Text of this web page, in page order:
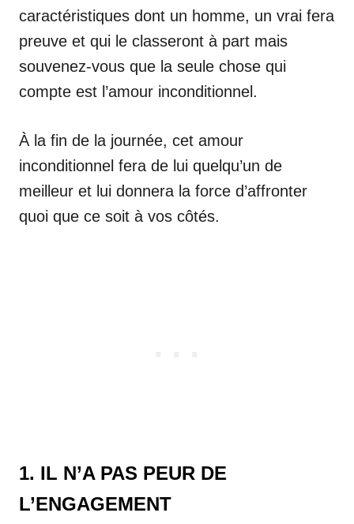
caractéristiques dont un homme, un vrai fera
preuve et qui le classeront à part mais
souvenez-vous que la seule chose qui
compte est l’amour inconditionnel.
À la fin de la journée, cet amour
inconditionnel fera de lui quelqu’un de
meilleur et lui donnera la force d’affronter
quoi que ce soit à vos côtés.
1. IL N’A PAS PEUR DE
L’ENGAGEMENT